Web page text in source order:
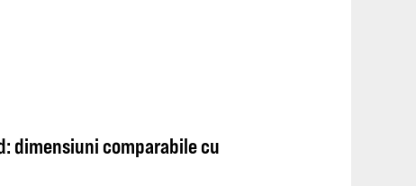
dimensiuni comparabile cu